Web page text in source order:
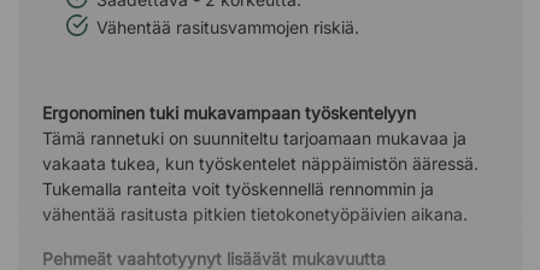
Vähentää rasitusvammojen riskiä.
Ergonominen tuki mukavampaan työskentelyyn
Tämä rannetuki on suunniteltu tarjoamaan mukavaa ja
vakaata tukea, kun työskentelet näppäimistön ääressä.
Tukemalla ranteita voit työskennellä rennommin ja
vähentää rasitusta pitkien tietokonetyöpäivien aikana.
Pehmeät vaahtotyynyt lisäävät mukavuutta